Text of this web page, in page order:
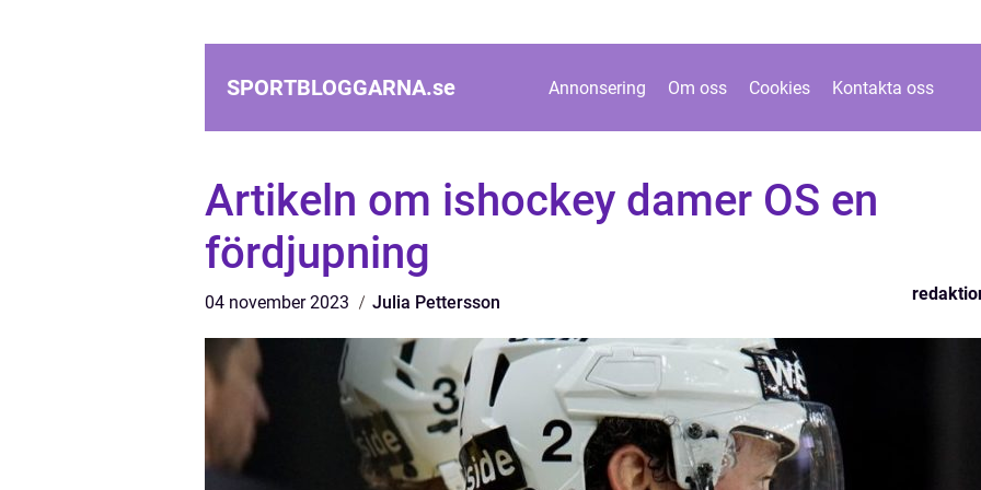
SPORTBLOGGARNA.se Annonsering Om oss Cookies Kontakta oss
Artikeln om ishockey damer OS en
fördjupning
04 november 2023 Julia Pettersson